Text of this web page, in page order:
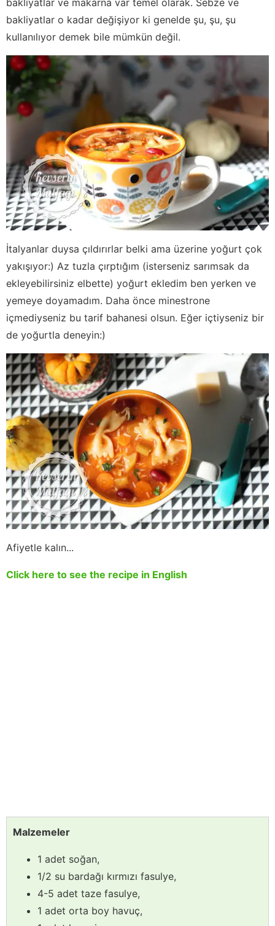
bakliyatlar o kadar değişiyor ki genelde şu, şu, şu
kullanılıyor demek bile mümkün değil.
İtalyanlar duysa çıldırırlar belki ama üzerine yoğurt çok
yakışıyor:) Az tuzla çırptığım (isterseniz sarımsak da
ekleyebilirsiniz elbette) yoğurt ekledim ben yerken ve
yemeye doyamadım. Daha önce minestrone
içmediyseniz bu tarif bahanesi olsun. Eğer içtiyseniz bir
de yoğurtla deneyin:)
Afiyetle kalın...
Click here to see the recipe in English
Malzemeler
1 adet soğan,
1/2 su bardağı kırmızı fasulye,
4-5 adet taze fasulye,
1 adet orta boy havuç,